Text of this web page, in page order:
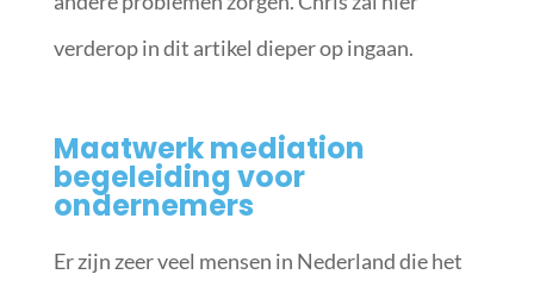
verderop in dit artikel dieper op ingaan.
Maatwerk mediation
begeleiding voor
ondernemers
Er zijn zeer veel mensen in Nederland die het